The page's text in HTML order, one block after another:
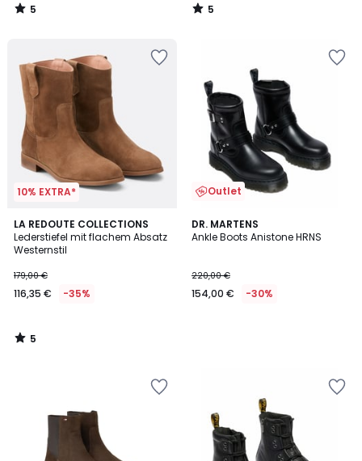
5
/
5
/
10% EXTRA*
LA REDOUTE COLLECTIONS
Lederstiefel mit flachem Absatz
Westernstil
179,00 €
116,35 € -35%
5
/
5
5
/
Outlet
DR. MARTENS
Ankle Boots Anistone HRNS
220,00 €
154,00 € -30%